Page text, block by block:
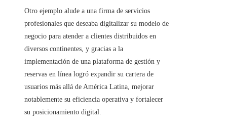
Otro ejemplo alude a una firma de servicios
profesionales que deseaba digitalizar su modelo de
negocio para atender a clientes distribuidos en
diversos continentes, y gracias a la
implementación de una plataforma de gestión y
reservas en línea logró expandir su cartera de
usuarios más allá de América Latina, mejorar
notablemente su eficiencia operativa y fortalecer
su posicionamiento digital.